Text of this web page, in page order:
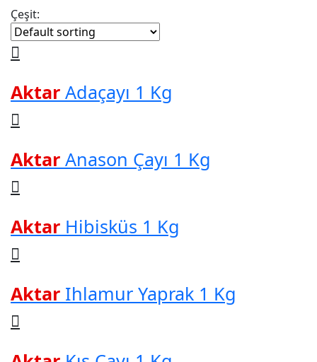
Çeşit:
Aktar Adaçayı 1 Kg
Aktar Anason Çayı 1 Kg
Aktar Hibisküs 1 Kg
Aktar Ihlamur Yaprak 1 Kg